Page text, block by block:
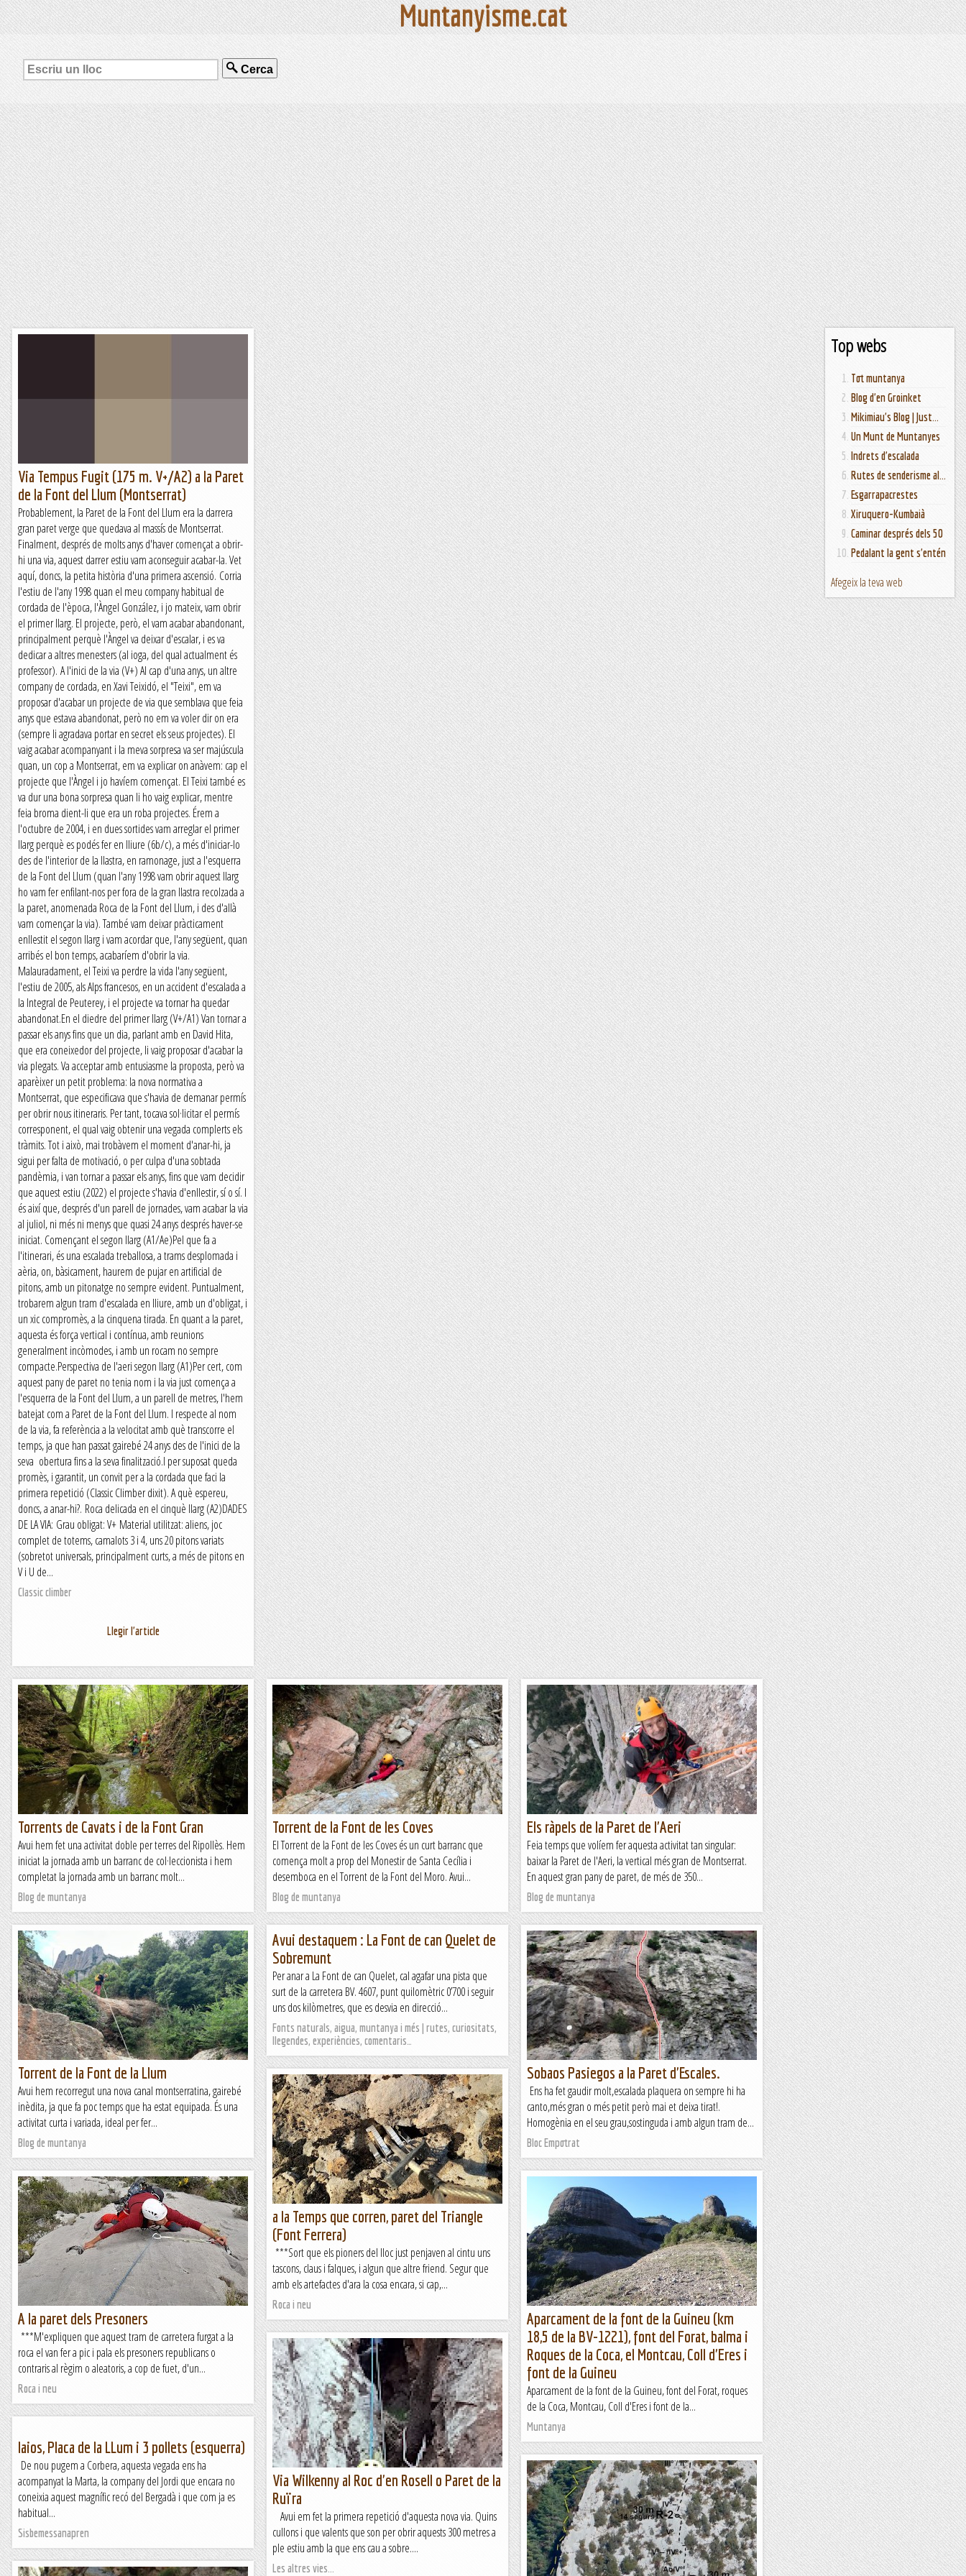
Muntanyisme.cat
Cerca
Top webs
Tot muntanya
Blog d'en Groinket
Mikimiau's Blog | Just...
Un Munt de Muntanyes
Indrets d'escalada
Rutes de senderisme al...
Esgarrapacrestes
Xiruquero-Kumbaià
Caminar després dels 50
Pedalant la gent s'entén
Afegeix la teva web
Via Tempus Fugit (175 m. V+/A2) a la Paret
de la Font del Llum (Montserrat)
Probablement, la Paret de la Font del Llum era la darrera
gran paret verge que quedava al massís de Montserrat.
Finalment, després de molts anys d'haver començat a obrir-
hi una via, aquest darrer estiu vam aconseguir acabar-la. Vet
aquí, doncs, la petita història d'una primera ascensió. Corria
l'estiu de l'any 1998 quan el meu company habitual de
cordada de l'època, l'Àngel González, i jo mateix, vam obrir
el primer llarg. El projecte, però, el vam acabar abandonant,
principalment perquè l'Àngel va deixar d'escalar, i es va
dedicar a altres menesters (al ioga, del qual actualment és
professor). A l'inici de la via (V+) Al cap d'una anys, un altre
company de cordada, en Xavi Teixidó, el "Teixi", em va
proposar d'acabar un projecte de via que semblava que feia
anys que estava abandonat, però no em va voler dir on era
(sempre li agradava portar en secret els seus projectes). El
vaig acabar acompanyant i la meva sorpresa va ser majúscula
quan, un cop a Montserrat, em va explicar on anàvem: cap el
projecte que l'Àngel i jo havíem començat. El Teixi també es
va dur una bona sorpresa quan li ho vaig explicar, mentre
feia broma dient-li que era un roba projectes. Érem a
l'octubre de 2004, i en dues sortides vam arreglar el primer
llarg perquè es podés fer en lliure (6b/c), a més d'iniciar-lo
des de l'interior de la llastra, en ramonage, just a l'esquerra
de la Font del Llum (quan l'any 1998 vam obrir aquest llarg
ho vam fer enfilant-nos per fora de la gran llastra recolzada a
la paret, anomenada Roca de la Font del Llum, i des d'allà
vam començar la via). També vam deixar pràcticament
enllestit el segon llarg i vam acordar que, l'any següent, quan
arribés el bon temps, acabaríem d'obrir la via.
Malauradament, el Teixi va perdre la vida l'any següent,
l'estiu de 2005, als Alps francesos, en un accident d'escalada a
la Integral de Peuterey, i el projecte va tornar ha quedar
abandonat.En el diedre del primer llarg (V+/A1) Van tornar a
passar els anys fins que un dia, parlant amb en David Hita,
que era coneixedor del projecte, li vaig proposar d'acabar la
via plegats. Va acceptar amb entusiasme la proposta, però va
aparèixer un petit problema: la nova normativa a
Montserrat, que especificava que s'havia de demanar permís
per obrir nous itineraris. Per tant, tocava sol·licitar el permís
corresponent, el qual vaig obtenir una vegada complerts els
tràmits. Tot i això, mai trobàvem el moment d'anar-hi, ja
sigui per falta de motivació, o per culpa d'una sobtada
pandèmia, i van tornar a passar els anys, fins que vam decidir
que aquest estiu (2022) el projecte s'havia d'enllestir, sí o sí. I
és així que, després d'un parell de jornades, vam acabar la via
al juliol, ni més ni menys que quasi 24 anys després haver-se
iniciat. Començant el segon llarg (A1/Ae)Pel que fa a
l'itinerari, és una escalada treballosa, a trams desplomada i
aèria, on, bàsicament, haurem de pujar en artificial de
pitons, amb un pitonatge no sempre evident. Puntualment,
trobarem algun tram d'escalada en lliure, amb un d'obligat, i
un xic compromès, a la cinquena tirada. En quant a la paret,
aquesta és força vertical i contínua, amb reunions
generalment incòmodes, i amb un rocam no sempre
compacte.Perspectiva de l'aeri segon llarg (A1)Per cert, com
aquest pany de paret no tenia nom i la via just comença a
l'esquerra de la Font del Llum, a un parell de metres, l'hem
batejat com a Paret de la Font del Llum. I respecte al nom
de la via, fa referència a la velocitat amb què transcorre el
temps, ja que han passat gairebé 24 anys des de l'inici de la
seva obertura fins a la seva finalització.I per suposat queda
promès, i garantit, un convit per a la cordada que faci la
primera repetició (Classic Climber dixit). A què espereu,
doncs, a anar-hi?. Roca delicada en el cinquè llarg (A2)DADES
DE LA VIA: Grau obligat: V+ Material utilitzat: aliens, joc
complet de totems, camalots 3 i 4, uns 20 pitons variats
(sobretot universals, principalment curts, a més de pitons en
V i U de...
Classic climber
Llegir l'article
Torrents de Cavats i de la Font Gran
Avui hem fet una activitat doble per terres del Ripollès. Hem
iniciat la jornada amb un barranc de col·leccionista i hem
completat la jornada amb un barranc molt...
Blog de muntanya
Torrent de la Font de les Coves
El Torrent de la Font de les Coves és un curt barranc que
comença molt a prop del Monestir de Santa Cecília i
desemboca en el Torrent de la Font del Moro. Avui...
Blog de muntanya
Els ràpels de la Paret de l'Aeri
Feia temps que volíem fer aquesta activitat tan singular:
baixar la Paret de l'Aeri, la vertical més gran de Montserrat.
En aquest gran pany de paret, de més de 350...
Blog de muntanya
Torrent de la Font de la Llum
Avui hem recorregut una nova canal montserratina, gairebé
inèdita, ja que fa poc temps que ha estat equipada. És una
activitat curta i variada, ideal per fer...
Blog de muntanya
Avui destaquem : La Font de can Quelet de
Sobremunt
Per anar a La Font de can Quelet, cal agafar una pista que
surt de la carretera BV. 4607, punt quilomètric 0’700 i seguir
uns dos kilòmetres, que es desvia en direcció...
Fonts naturals, aigua, muntanya i més | rutes, curiositats,
llegendes, experiències, comentaris…
Sobaos Pasiegos a la Paret d'Escales.
Ens ha fet gaudir molt,escalada plaquera on sempre hi ha
canto,més gran o més petit però mai et deixa tirat!.
Homogènia en el seu grau,sostinguda i amb algun tram de...
Bloc Empotrat
a la Temps que corren, paret del Triangle
(Font Ferrera)
***Sort que els pioners del lloc just penjaven al cintu uns
tascons, claus i falques, i algun que altre friend. Segur que
amb els artefactes d'ara la cosa encara, si cap,...
Roca i neu
A la paret dels Presoners
***M'expliquen que aquest tram de carretera furgat a la
roca el van fer a pic i pala els presoners republicans o
contraris al règim o aleatoris, a cop de fuet, d'un...
Roca i neu
Aparcament de la font de la Guineu (km
18,5 de la BV-1221), font del Forat, balma i
Roques de la Coca, el Montcau, Coll d'Eres i
font de la Guineu
Aparcament de la font de la Guineu, font del Forat, roques
de la Coca, Montcau, Coll d'Eres i font de la...
Muntanya
Via Wilkenny al Roc d'en Rosell o Paret de la
Ruïra
Avui em fet la primera repetició d'aquesta nova via. Quins
cullons i que valents que son per obrir aquests 300 metres a
ple estiu amb la que ens cau a sobre....
Les altres vies...
Iaios, Placa de la LLum i 3 pollets (esquerra)
De nou pugem a Corbera, aquesta vegada ens ha
acompanyat la Marta, la company del Jordi que encara no
coneixia aquest magnífic recó del Bergadà i que com ja es
habitual...
Sisbemessanapren